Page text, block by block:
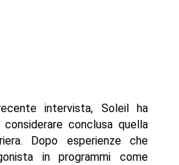
intervista, Soleil ha
conclusa quella
Dopo esperienze che
in programmi come